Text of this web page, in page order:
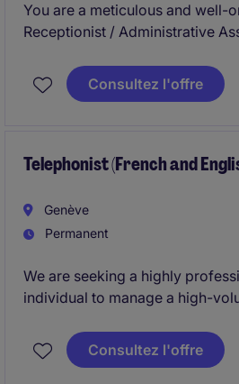
You are a meticulous and well-
Receptionist / Administrative
administrative tasks. This
opportunity to join a
Consultez l'offre
Telephonist (French and
Genève
Permanent
We are seeking a highly
individual to manage a high-
and senior stakeholders.
The role also oversees
Consultez l'offre